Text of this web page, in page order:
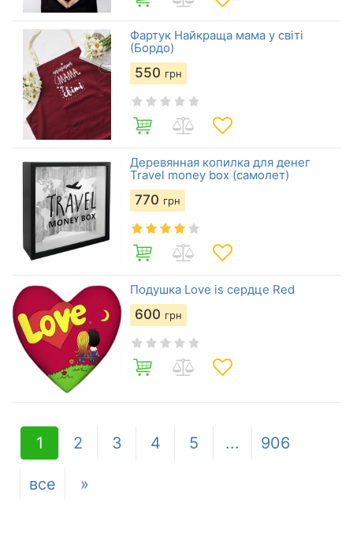
Фартук Найкраща мама у світі
(Бордо)
550 грн
Деревянная копилка для денег
Travel money box (самолет)
770 грн
Подушка Love is сердце Red
600 грн
1 2 3 4 5 ... 906
все »